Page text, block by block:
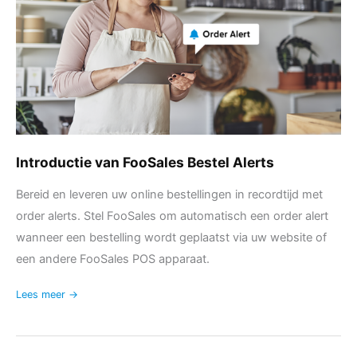
Introductie van FooSales Bestel Alerts
Bereid en leveren uw online bestellingen in recordtijd met
order alerts. Stel FooSales om automatisch een order alert
wanneer een bestelling wordt geplaatst via uw website of
een andere FooSales POS apparaat.
Lees meer →